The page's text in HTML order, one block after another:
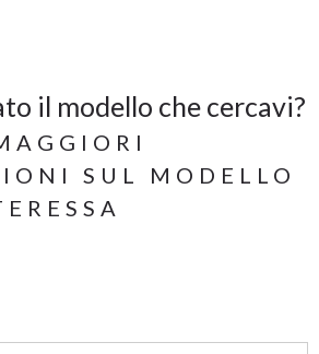
il modello che cercavi?
SUL MODELLO